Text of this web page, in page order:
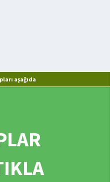
aşağıda